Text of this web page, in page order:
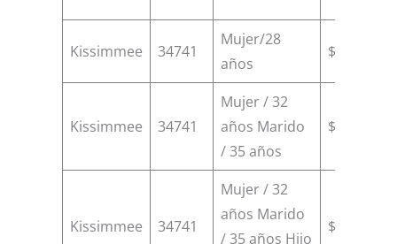
Kissimmee 34741
Mujer/28
años
$13000
Kissimmee 34741
Mujer / 32
años Marido
/ 35 años
$18000
Kissimmee 34741
Mujer / 32
años Marido
/ 35 años Hijo
$22000